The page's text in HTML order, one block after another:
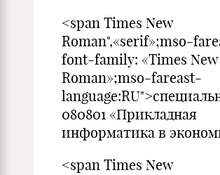
<span Times New
Roman",«serif»;mso-
font-family: «Times New
Roman»;mso-fareast-
080801 «Прикладная
информатика в
<span Times New